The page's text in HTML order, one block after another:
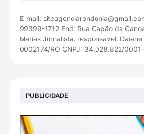
E-mail:
99399-1712 End: Rua Capão da
Marias Jornalista, responsavel: Daiane
0002174/RO CNPJ: 34.028.822/
PUBLICIDADE